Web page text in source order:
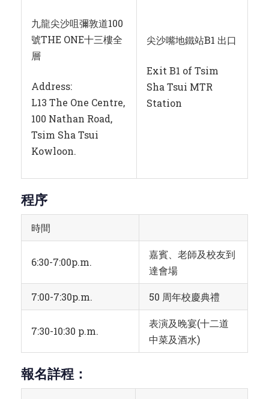
九龍尖沙咀彌敦道100
號THE ONE十三樓全
層
Address:
L13 The One Centre,
100 Nathan Road,
Tsim Sha Tsui
Kowloon.
尖沙嘴地鐵站B1 出口
Exit B1 of Tsim
Sha Tsui MTR
Station
程序
時間
6:30-7:00p.m.
嘉賓、老師及校友到
達會場
7:00-7:30p.m. 50 周年校慶典禮
7:30-10:30 p.m.
表演及晚宴(十二道
中菜及酒水)
報名詳程：